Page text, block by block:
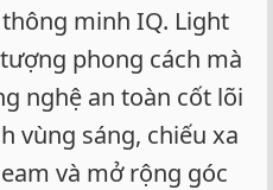
minh IQ. Light
phong cách mà
nghệ an toàn cốt lõi
vùng sáng, chiếu xa
và mở rộng góc